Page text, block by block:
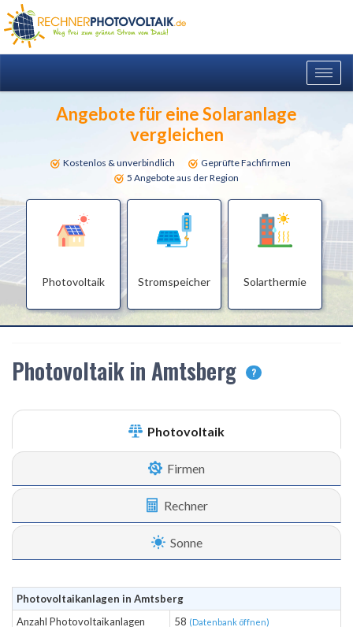
Angebote für eine Solaranlage
vergleichen
Kostenlos & unverbindlich
Geprüfte Fachfirmen
5 Angebote aus der Region
Photovoltaik Stromspeicher Solarthermie
Photovoltaik in Amtsberg ?
Photovoltaik
Firmen
Rechner
Sonne
Photovoltaikanlagen in Amtsberg
Anzahl Photovoltaikanlagen
58 (Datenbank öffnen)